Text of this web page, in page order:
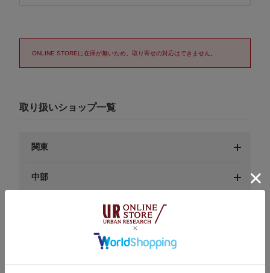
ONLINE STOREに在庫が無いため、取り寄せの対応はできません。
取り扱いショップ一覧
関東
中部
九州